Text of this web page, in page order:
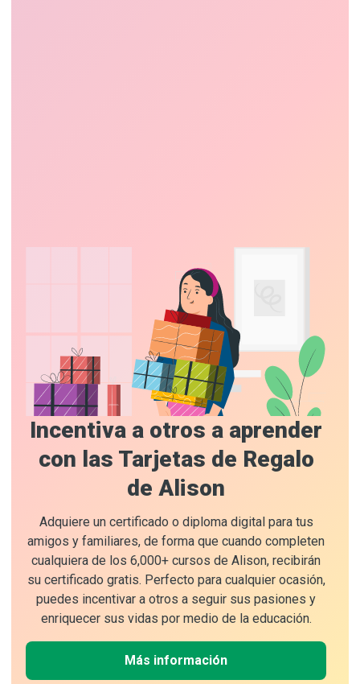
Incentiva a otros a aprender
con las Tarjetas de Regalo
de Alison
Adquiere un certificado o diploma digital para tus
amigos y familiares, de forma que cuando completen
cualquiera de los 6,000+ cursos de Alison, recibirán
su certificado gratis. Perfecto para cualquier ocasión,
puedes incentivar a otros a seguir sus pasiones y
enriquecer sus vidas por medio de la educación.
Más información